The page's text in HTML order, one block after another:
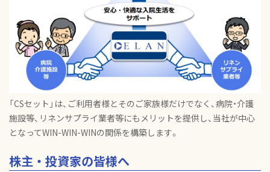
「CSセット」は、ご利用者様とそのご家族様だけでなく、病院・介護
施設等、リネンサプライ業者等にもメリットを提供し、当社が中心
となってWIN-WIN-WINの関係を構築します。
株主・投資家の皆様へ